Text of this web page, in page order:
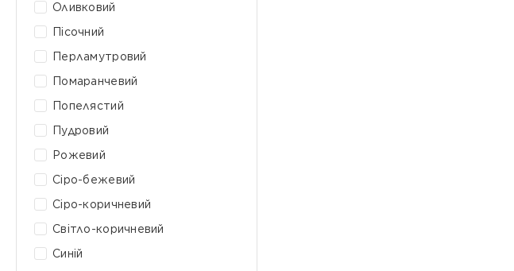
Оливковий
Пісочний
Перламутровий
Помаранчевий
Попелястий
Пудровий
Рожевий
Сіро-бежевий
Сіро-коричневий
Світло-коричневий
Синій